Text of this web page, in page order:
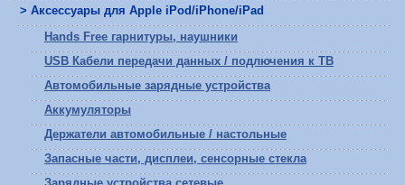
> Аксессуары для Apple iPod/iPhone/iPad
Hands Free гарнитуры, наушники
USB Кабели передачи данных / подлючения к ТВ
Автомобильные зарядные устройства
Аккумуляторы
Держатели автомобильные / настольные
Запасные части, дисплеи, сенсорные стекла